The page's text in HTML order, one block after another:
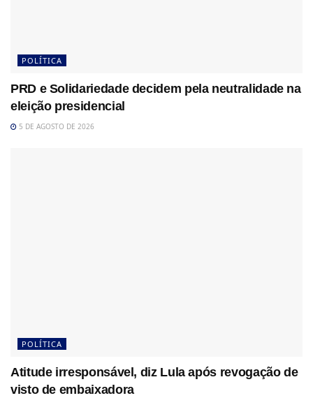
POLÍTICA
PRD e Solidariedade decidem pela neutralidade na
eleição presidencial
5 DE AGOSTO DE 2026
POLÍTICA
Atitude irresponsável, diz Lula após revogação de
visto de embaixadora